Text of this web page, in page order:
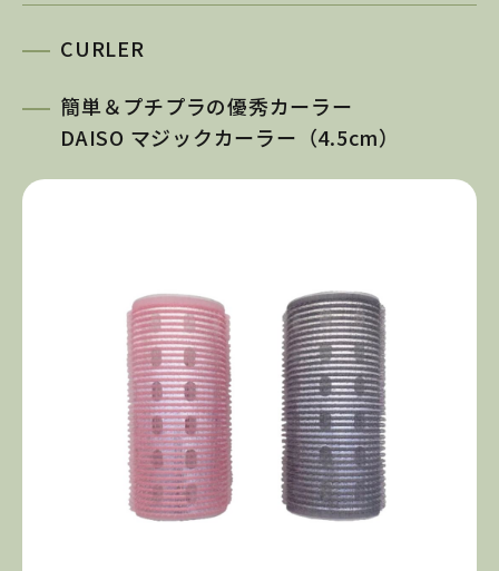
CURLER
簡単＆プチプラの優秀カーラー
DAISO マジックカーラー（4.5cm）